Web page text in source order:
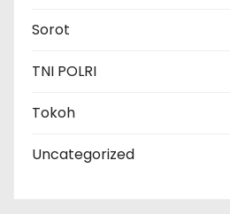
Sorot
TNI POLRI
Tokoh
Uncategorized